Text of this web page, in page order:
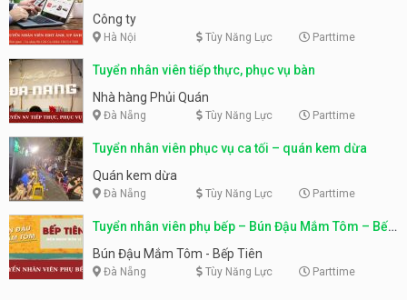
Công ty
Hà Nội Tùy Năng Lực Parttime
Tuyển nhân viên tiếp thực, phục vụ bàn
Nhà hàng Phủi Quán
Đà Nẵng Tùy Năng Lực Parttime
Tuyển nhân viên phục vụ ca tối – quán kem dừa
Quán kem dừa
Đà Nẵng Tùy Năng Lực Parttime
Tuyển nhân viên phụ bếp – Bún Đậu Mắm Tôm – Bếp
Tiên
Bún Đậu Mắm Tôm - Bếp Tiên
Đà Nẵng Tùy Năng Lực Parttime